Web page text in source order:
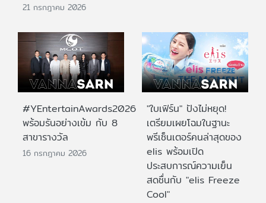
21 กรกฎาคม 2026
#YEntertainAwards2026
พร้อมรันอย่างเข้ม กับ 8
สาขารางวัล
16 กรกฎาคม 2026
"ใบเฟิร์น" ปังไม่หยุด!
เตรียมเผยโฉมในฐานะ
พรีเซ็นเตอร์คนล่าสุดของ
elis พร้อมเปิด
ประสบการณ์ความเย็น
สดชื่นกับ "elis Freeze
Cool"